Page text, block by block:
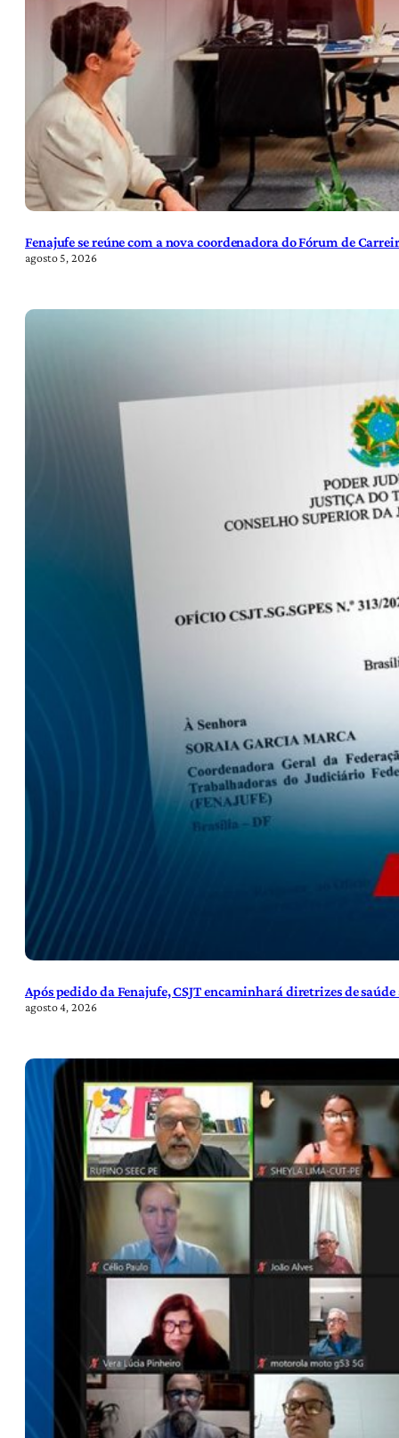
Fenajufe se reúne com a nova coordenadora do Fórum de
agosto 5, 2026
Após pedido da Fenajufe, CSJT encaminhará diretrizes de
agosto 4, 2026